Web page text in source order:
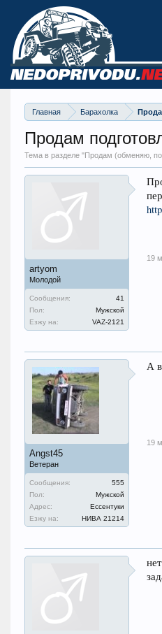
Главная Барахолка
Продам
Тема в разделе "Продам (обменяю,
artyom
Молодой
Сообщения:
41
Пол:
Мужской
Езжу на:
VAZ-2121
19
Angst45
Ветеран
Сообщения:
555
Пол:
Мужской
Адрес:
Ессентуки
Езжу на:
НИВА 21214
А
19